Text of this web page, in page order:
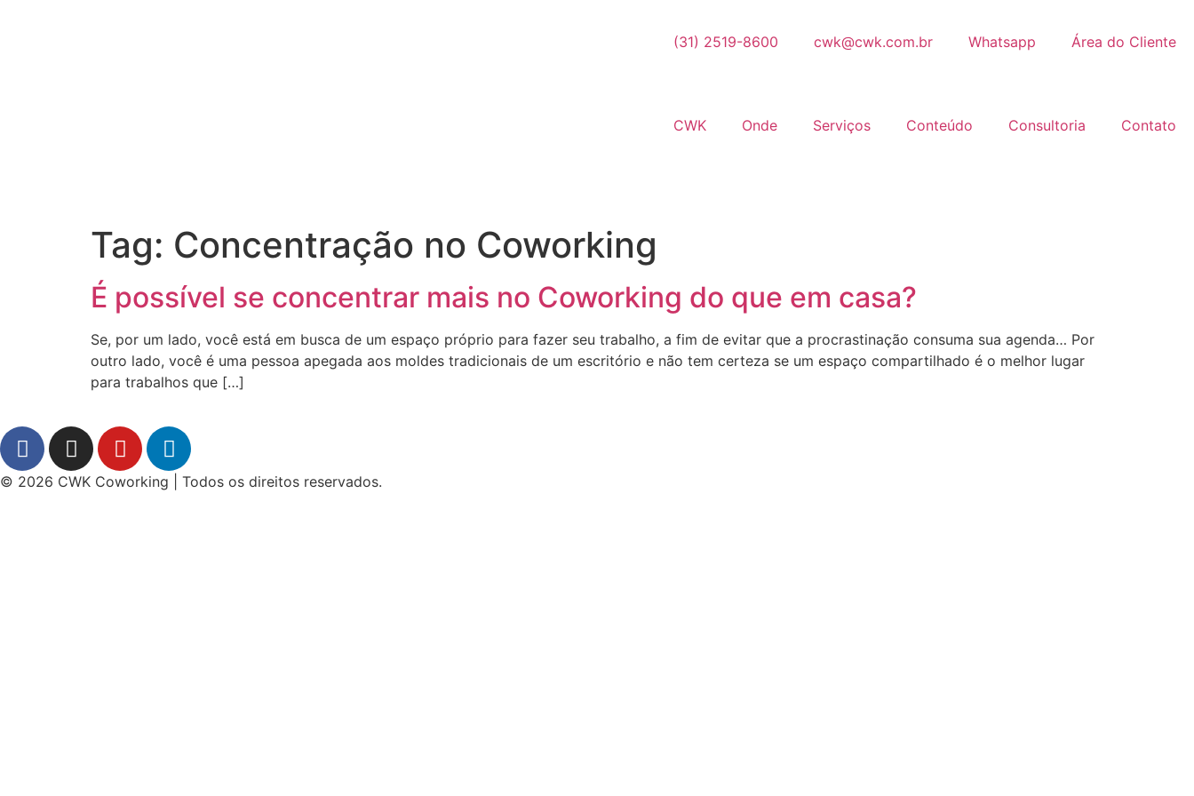
(31) 2519-8600 cwk@cwk.com.br Whatsapp Área do Cliente
CWK Onde Serviços Conteúdo Consultoria Contato
Tag: Concentração no Coworking
É possível se concentrar mais no Coworking do que em casa?
Se, por um lado, você está em busca de um espaço próprio para fazer seu trabalho, a fim de evitar que a procrastinação consuma sua agenda… Por
outro lado, você é uma pessoa apegada aos moldes tradicionais de um escritório e não tem certeza se um espaço compartilhado é o melhor lugar
para trabalhos que […]
© 2026 CWK Coworking | Todos os direitos reservados.